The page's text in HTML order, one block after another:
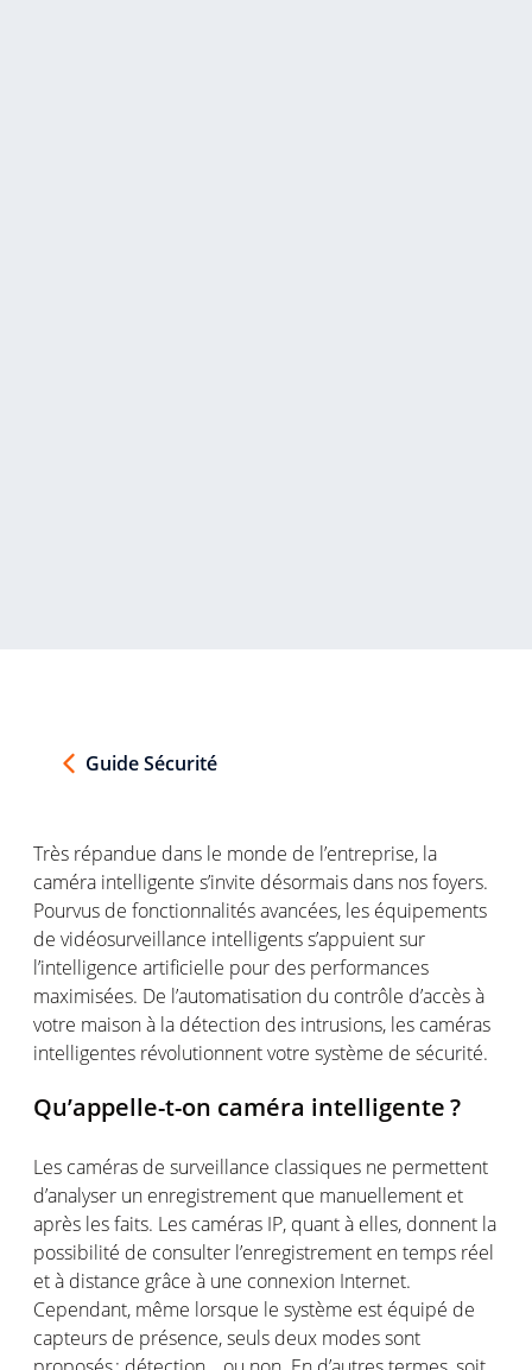
Guide Sécurité
Très répandue dans le monde de l’entreprise, la
caméra intelligente s’invite désormais dans nosfoyers.
Pourvus de fonctionnalitésavancées, les équipements
de vidéosurveillance intelligentss’appuientsur
l’intelligence artificielle pour des performances
maximisées. De l’automatisation du contrôle d’accèsà
votre maisonà la détection des intrusions, les caméras
intelligentes révolutionnentvotre système de sécurité.
Qu’appelle-t-on caméra intelligente?
Les caméras de surveillance classiques ne permettent
d’analyser un enregistrement que manuellement et
après les faits. Les caméras IP, quant à elles, donnent la
possibilité de consulter l’enregistrement entemps réel
et à distance grâce à une connexion Internet.
Cependant, même lorsque le système est équipé de
capteurs de présence, seuls deux modessont